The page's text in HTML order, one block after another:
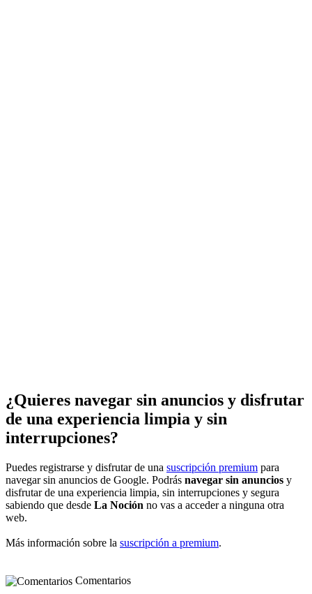
¿Quieres navegar sin anuncios y disfrutar
de una experiencia limpia y sin
interrupciones?
Puedes registrarse y disfrutar de una suscripción premium para
navegar sin anuncios de Google. Podrás navegar sin anuncios y
disfrutar de una experiencia limpia, sin interrupciones y segura
sabiendo que desde La Noción no vas a acceder a ninguna otra
web.
Más información sobre la suscripción a premium.
Comentarios